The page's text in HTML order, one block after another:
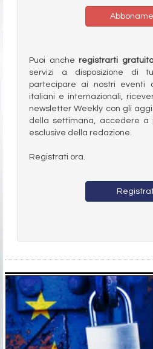
Puoi anche registrarti
servizi a disposizione di
partecipare ai nostri eventi
italiani e internazionali,
newsletter Weekly con gli
della settimana, accedere a
esclusive della redazione.
Registrati ora.